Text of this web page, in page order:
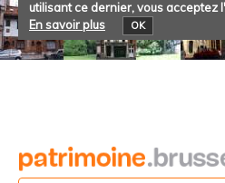
utilisant ce dernier, vous acceptez
En savoir plus
OK